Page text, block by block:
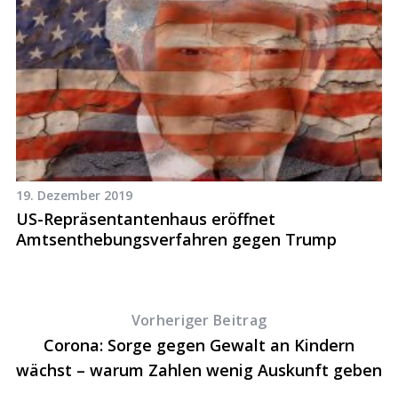
19. Dezember 2019
US-Repräsentantenhaus eröffnet
Amtsenthebungsverfahren gegen Trump
Vorheriger Beitrag
Corona: Sorge gegen Gewalt an Kindern
wächst – warum Zahlen wenig Auskunft geben